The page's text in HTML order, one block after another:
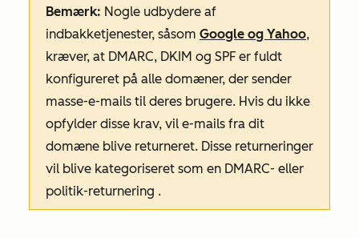
Bemærk: Nogle udbydere af
indbakketjenester, såsom Google og Yahoo,
kræver, at DMARC, DKIM og SPF er fuldt
konfigureret på alle domæner, der sender
masse-e-mails til deres brugere. Hvis du ikke
opfylder disse krav, vil e-mails fra dit
domæne blive returneret. Disse returneringer
vil blive kategoriseret som en DMARC- eller
politik-returnering .